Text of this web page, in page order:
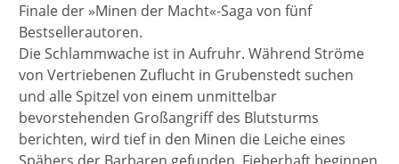
Finale der »Minen der Macht«-Saga von fünf
Bestsellerautoren.
Die Schlammwache ist in Aufruhr. Während Ströme
von Vertriebenen Zuflucht in Grubenstedt suchen
und alle Spitzel von einem unmittelbar
bevorstehenden Großangriff des Blutsturms
berichten, wird tief in den Minen die Leiche eines